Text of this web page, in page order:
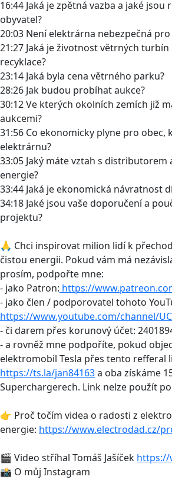
16:44 Jaká je zpětná vazba a jaké jsou
obyvatel?
20:03 Není elektrárna nebezpečná
21:27 Jaká je životnost větrných
recyklace?
23:14 Jaká byla cena větrného parku?
28:26 Jak budou probíhat aukce?
30:12 Ve kterých okolních zemích již
aukcemi?
31:56 Co ekonomicky plyne pro obec,
elektrárnu?
33:05 Jaký máte vztah s
energie?
33:44 Jaká je ekonomická návratnost
34:18 Jaké jsou vaše doporučení a
projektu?
🙏 Chci inspirovat milion lidí k
čistou energii. Pokud vám má
prosím, podpořte mne:
- jako Patron: https://
- jako člen / podporovatel tohoto
https://www.youtube.com/channel/
- či darem přes korunový účet:
- a rovněž mne podpoříte, pokud
elektromobil Tesla přes tento refferal
https://ts.la/jan84163a oba získáme
Superchargerech. Link nelze použít
👉 Proč točím videa o radosti z
energie: https://www.electrodad.cz/
🎬 Video stříhal Tomáš Jašíček https://
📸 O můj Instagram